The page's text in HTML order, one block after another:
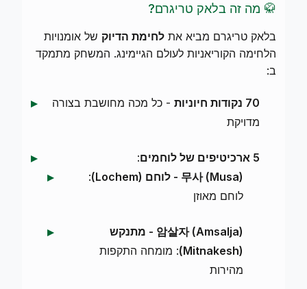
🥋 מה זה בלאק טריגרם?
בלאק טריגרם מביא את לחימת הדיוק של אומנויות
הלחימה הקוריאניות לעולם הגיימינג. המשחק מתמקד
ב:
70 נקודות חיוניות
- כל מכה מחושבת בצורה
מדויקת
5 ארכיטיפים של לוחמים
:
무사 (Musa) - לוחם (Lochem)
:
לוחם מאוזן
암살자 (Amsalja) - מתנקש
(Mitnakesh)
: מומחה התקפות
מהירות